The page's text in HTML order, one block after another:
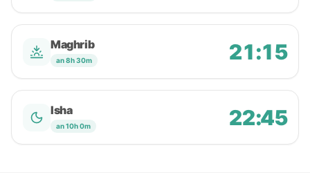
Maghrib
an 8h 30m 21:15
Isha
an 10h 0m 22:45